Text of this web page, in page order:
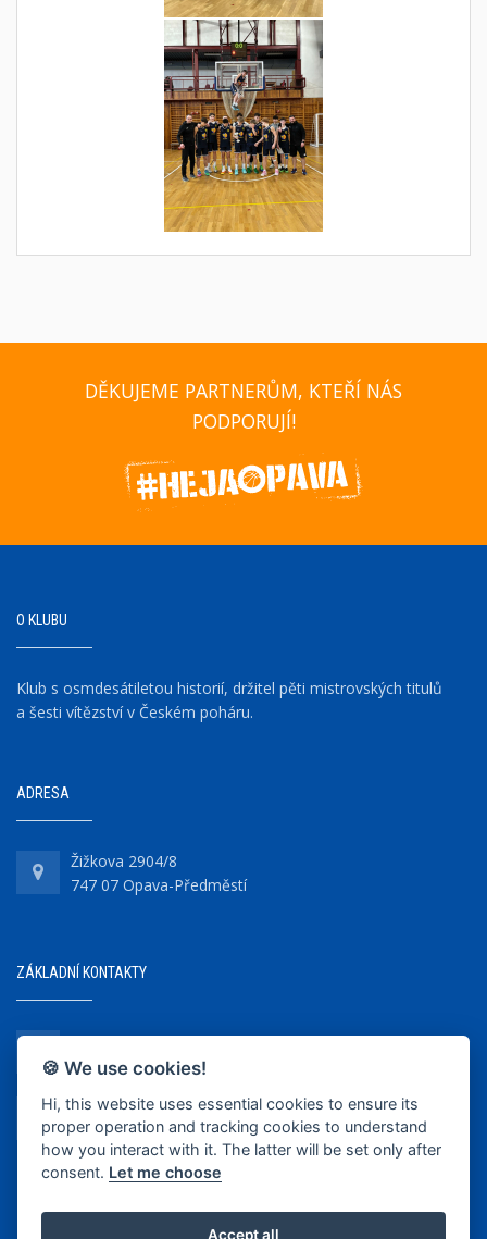
DĚKUJEME PARTNERŮM, KTEŘÍ NÁS
PODPORUJÍ!
O KLUBU
Klub s osmdesátiletou historií, držitel pěti mistrovských titulů
a šesti vítězství v Českém poháru.
ADRESA
Žižkova 2904/8
747 07 Opava-Předměstí
ZÁKLADNÍ KONTAKTY
+420 737 218 679
info@bkopava.cz
www.bkopava.cz
🍪 We use cookies!
Hi, this website uses essential cookies to ensure its
proper operation and tracking cookies to understand
how you interact with it. The latter will be set only after
consent. Let me choose
Accept all